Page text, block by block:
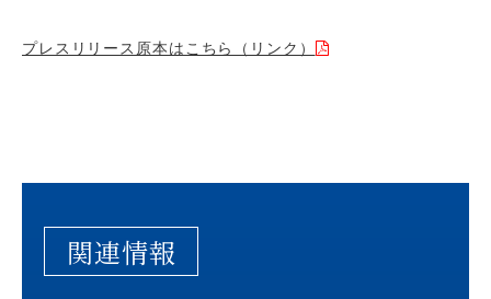
プレスリリース原本はこちら（リンク）
関連情報